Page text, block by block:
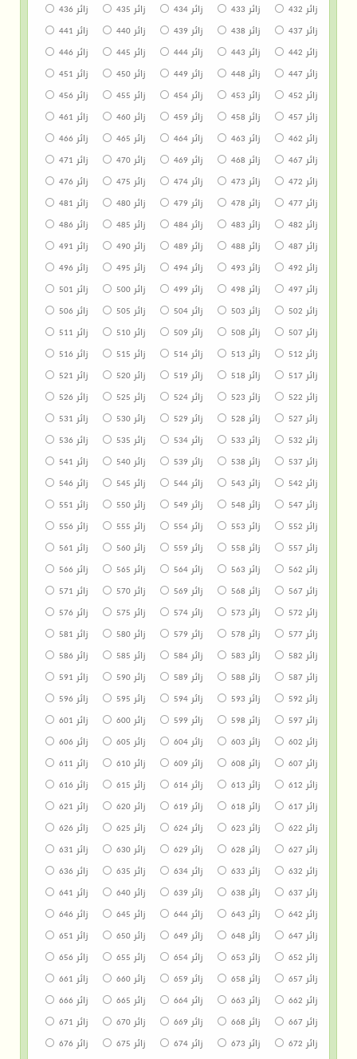
زائر 432
زائر 433 زائر 434 زائر 435
زائر 436
زائر 437
زائر 438 زائر 439 زائر 440
زائر 441
زائر 442
زائر 443 زائر 444 زائر 445
زائر 446
زائر 447
زائر 448 زائر 449 زائر 450
زائر 451
زائر 452
زائر 453 زائر 454 زائر 455
زائر 456
زائر 457
زائر 458 زائر 459 زائر 460
زائر 461
زائر 462
زائر 463 زائر 464 زائر 465
زائر 466
زائر 467
زائر 468 زائر 469 زائر 470
زائر 471
زائر 472
زائر 473 زائر 474 زائر 475
زائر 476
زائر 477
زائر 478 زائر 479 زائر 480
زائر 481
زائر 482
زائر 483 زائر 484 زائر 485
زائر 486
زائر 487
زائر 488 زائر 489 زائر 490
زائر 491
زائر 492
زائر 493 زائر 494 زائر 495
زائر 496
زائر 497
زائر 498 زائر 499 زائر 500
زائر 501
زائر 502
زائر 503 زائر 504 زائر 505
زائر 506
زائر 507
زائر 508 زائر 509 زائر 510
زائر 511
زائر 512
زائر 513 زائر 514 زائر 515
زائر 516
زائر 517
زائر 518 زائر 519 زائر 520
زائر 521
زائر 522
زائر 523 زائر 524 زائر 525
زائر 526
زائر 527
زائر 528 زائر 529 زائر 530
زائر 531
زائر 532
زائر 533 زائر 534 زائر 535
زائر 536
زائر 537
زائر 538 زائر 539 زائر 540
زائر 541
زائر 542
زائر 543 زائر 544 زائر 545
زائر 546
زائر 547
زائر 548 زائر 549 زائر 550
زائر 551
زائر 552
زائر 553 زائر 554 زائر 555
زائر 556
زائر 557
زائر 558 زائر 559 زائر 560
زائر 561
زائر 562
زائر 563 زائر 564 زائر 565
زائر 566
زائر 567
زائر 568 زائر 569 زائر 570
زائر 571
زائر 572
زائر 573 زائر 574 زائر 575
زائر 576
زائر 577
زائر 578 زائر 579 زائر 580
زائر 581
زائر 582
زائر 583 زائر 584 زائر 585
زائر 586
زائر 587
زائر 588 زائر 589 زائر 590
زائر 591
زائر 592
زائر 593 زائر 594 زائر 595
زائر 596
زائر 597
زائر 598 زائر 599 زائر 600
زائر 601
زائر 602
زائر 603 زائر 604 زائر 605
زائر 606
زائر 607
زائر 608 زائر 609 زائر 610
زائر 611
زائر 612
زائر 613 زائر 614 زائر 615
زائر 616
زائر 617
زائر 618 زائر 619 زائر 620
زائر 621
زائر 622
زائر 623 زائر 624 زائر 625
زائر 626
زائر 627
زائر 628 زائر 629 زائر 630
زائر 631
زائر 632
زائر 633 زائر 634 زائر 635
زائر 636
زائر 637
زائر 638 زائر 639 زائر 640
زائر 641
زائر 642
زائر 643 زائر 644 زائر 645
زائر 646
زائر 647
زائر 648 زائر 649 زائر 650
زائر 651
زائر 652
زائر 653 زائر 654 زائر 655
زائر 656
زائر 657
زائر 658 زائر 659 زائر 660
زائر 661
زائر 662
زائر 663 زائر 664 زائر 665
زائر 666
زائر 667
زائر 668 زائر 669 زائر 670
زائر 671
زائر 672
زائر 673 زائر 674 زائر 675
زائر 676